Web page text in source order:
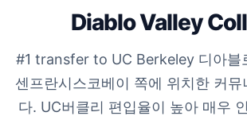
Diablo Valley
#1 transfer to UC Berkeley 디아블
센프란시스코베이 쪽에 위치한 커뮤
다. UC버클리 편입율이 높아 매우